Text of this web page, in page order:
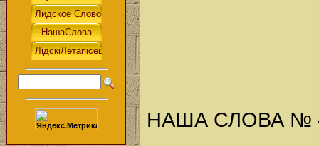
НАША СЛОВА № 43